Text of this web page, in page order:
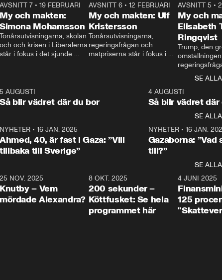
24:30
AVSNITT 7• 19 FEBRUARI
My och makten:
Simona Mohamsson
skolan
och och krisen i Liberalerna
står i fokus i det sjunde
kommentator My
Rohwedder ställer
utbildnings- och
Mohamsson till svars.
27:30
AVSNITT 6 •12 FEBRUARI
My och makten: Ulf
Kristersson
Tonårsutvisningarna,
regeringsfrågan och
matpriserna står i fokus i
Rohwedder ställer
statsminister Ulf Kristersson
AVSNITT 5 •
My och
Elisabeth
Ringqvist
Trump, den
centrum i
avsnittet av
Makten”. Se
Aftonbladets
Rohwedder
Thand Ring
SE ALLA
5 AUGUSTI
Så blir vädret där du bor
4 AUGUSTI
Så blir vädret där
SE ALLA
NYHETER• 16 JAN. 2025
Ahmed, 40, är fast i Gaza: ”Vill
tillbaka till Sverige”
NYHETER• 16 JAN.
Gazaborna:
till?”
SE ALLA
31:05
25 NOV. 2025
Knutby – Vem
mördade Alexandra?
4:29
8 OKT. 2025
200 sekunder –
Köttfusket: Se hela
programmet här
4 JUNI 2025
125